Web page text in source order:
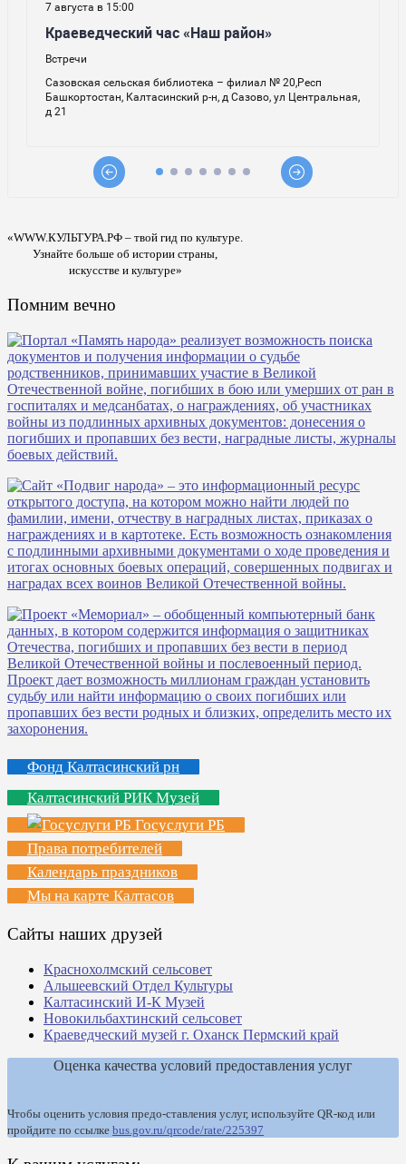
«WWW.КУЛЬТУРА.РФ – твой гид по культуре.
Узнайте больше об истории страны,
искусстве и культуре»
Помним вечно
Фонд Калтасинский рн
Калтасинский РИК Музей
Госуслуги РБ
Права потребителей
Календарь праздников
Мы на карте Калтасов
Сайты наших друзей
Краснохолмский сельсовет
Альшеевский Отдел Культуры
Калтасинский И-К Музей
Новокильбахтинский сельсовет
Краеведческий музей г. Оханск Пермский край
Оценка качества условий предоставления услуг
Чтобы оценить условия предо-ставления услуг, используйте QR-код или
пройдите по ссылке bus.gov.ru/qrcode/rate/225397